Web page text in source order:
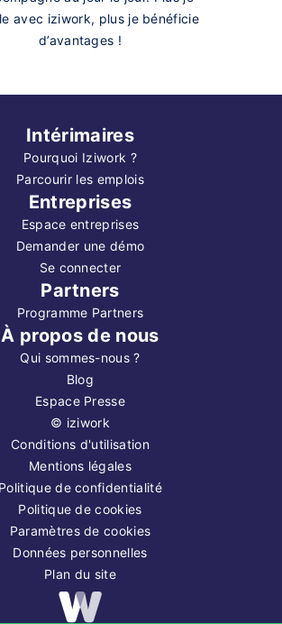
avec iziwork, plus je bénéficie
d’avantages !
Intérimaires
Pourquoi Iziwork ?
Parcourir les emplois
Entreprises
Espace entreprises
Demander une démo
Se connecter
Partners
Programme Partners
À propos de nous
Qui sommes-nous ?
Blog
Espace Presse
© iziwork
Conditions d'utilisation
Mentions légales
Politique de confidentialité
Politique de cookies
Paramètres de cookies
Données personnelles
Plan du site